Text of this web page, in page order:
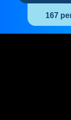
167